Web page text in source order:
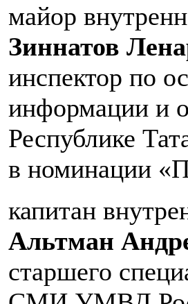
майор
Зиннатов
инспектор по
информации и
Республике
в номинации
капитан
Альтман
старшего